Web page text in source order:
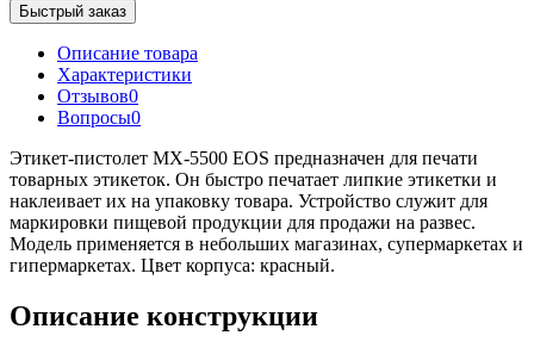
Быстрый заказ
Описание товара
Характеристики
Отзывов0
Вопросы0
Этикет-пистолет MX-5500 EOS предназначен для печати
товарных этикеток. Он быстро печатает липкие этикетки и
наклеивает их на упаковку товара. Устройство служит для
маркировки пищевой продукции для продажи на развес.
Модель применяется в небольших магазинах, супермаркетах и
гипермаркетах. Цвет корпуса: красный.
Описание конструкции